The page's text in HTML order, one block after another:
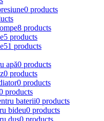
0 products
8 products
5 products
51 products
apă0 products
0 products
0 products
products
baterii0 products
bideu0 products
duș0 products